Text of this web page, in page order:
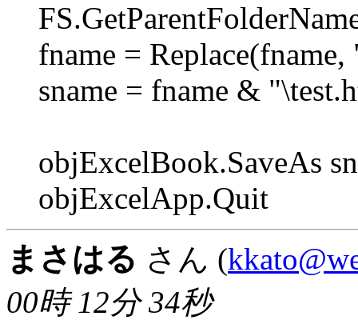
fname =
sname = fname &
objExcelBook.SaveAs
objExcelApp.Quit
まさはる さん (
00時 12分 34秒